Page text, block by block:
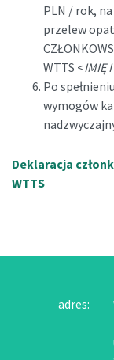
PLN / rok, na
przelew
WTTS <IMIĘ
Po
wymogów
Deklaracja
WTTS
adres: